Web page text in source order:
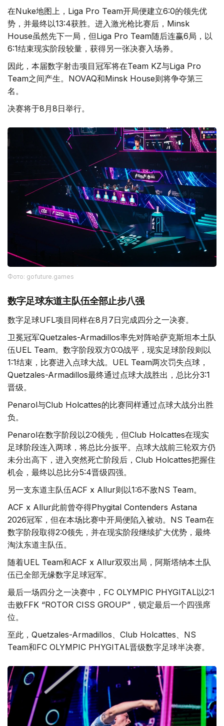
在Nuke地图上，Liga Pro Team开局便建立6:0的领先优
势，并最终以13:4获胜。进入激光枪比赛后，Minsk
House虽然先下一局，但Liga Pro Team随后连赢6局，以
6:1结束现实阶段较量，获得另一张决赛入场券。
因此，本届数字射击项目冠军将在Team KZ与Liga Pro
Team之间产生。NOVAQ和Minsk House则将争夺第三
名。
决赛将于8月8日举行。
Фото: gofuture.games
数字足球东道主队伍全部止步八强
数字足球UFL项目同样在8月7日完成四分之一决赛。
卫冕冠军Quetzales-Armadillos率先对阵哈萨克斯坦本土队
伍UEL Team。数字阶段双方0:0战平，现实足球阶段则以
1:1结束，比赛进入点球大战。UEL Team两次罚失点球，
Quetzales-Armadillos最终通过点球大战胜出，总比分3:1
晋级。
Penarol与Club Holcattes的比赛同样通过点球大战分出胜
负。
Penarol在数字阶段以2:0领先，但Club Holcattes在现实
足球阶段连入两球，将总比分扳平。点球大战前三轮双方仍
未分出高下，进入突然死亡阶段后，Club Holcattes把握住
机会，最终以总比分5:4晋级四强。
另一支东道主队伍ACF x Allur则以1:6不敌NS Team。
ACF x Allur此前曾夺得Phygital Contenders Astana
2026冠军，但在本场比赛中开局便陷入被动。NS Team在
数字阶段取得2:0领先，并在现实阶段继续扩大优势，最终
淘汰东道主队伍。
随着UEL Team和ACF x Allur双双出局，阿斯塔纳本土队
伍已全部无缘数字足球冠军。
最后一场四分之一决赛中，FC OLYMPIC PHYGITAL以2:1
击败FFK “ROTOR CISS GROUP”，锁定最后一个四强席
位。
至此，Quetzales-Armadillos、Club Holcattes、NS
Team和FC OLYMPIC PHYGITAL晋级数字足球半决赛。